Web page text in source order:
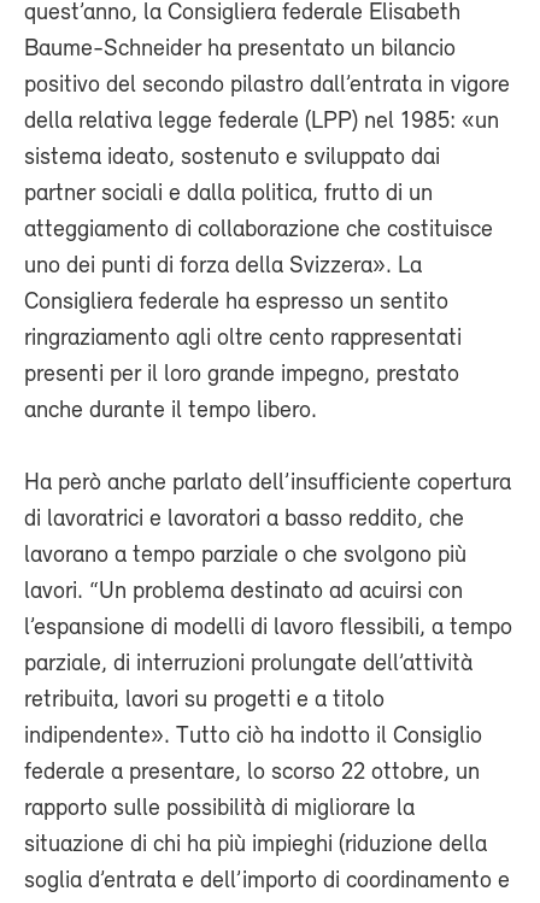
quest’anno, la Consigliera federale Elisabeth
Baume-Schneider ha presentato un bilancio
positivo del secondo pilastro dall’entrata in vigore
della relativa legge federale (LPP) nel 1985: «un
sistema ideato, sostenuto e sviluppato dai
partner sociali e dalla politica, frutto di un
atteggiamento di collaborazione che costituisce
uno dei punti di forza della Svizzera». La
Consigliera federale ha espresso un sentito
ringraziamento agli oltre cento rappresentati
presenti per il loro grande impegno, prestato
anche durante il tempo libero.
Ha però anche parlato dell’insufficiente copertura
di lavoratrici e lavoratori a basso reddito, che
lavorano a tempo parziale o che svolgono più
lavori. “Un problema destinato ad acuirsi con
l’espansione di modelli di lavoro flessibili, a tempo
parziale, di interruzioni prolungate dell’attività
retribuita, lavori su progetti e a titolo
indipendente». Tutto ciò ha indotto il Consiglio
federale a presentare, lo scorso 22 ottobre, un
rapporto sulle possibilità di migliorare la
situazione di chi ha più impieghi (riduzione della
soglia d’entrata e dell’importo di coordinamento e